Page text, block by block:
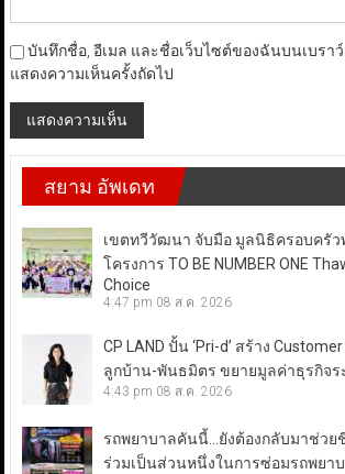
บันทึกชื่อ, อีเมล และชื่อเว็บไซต์ของฉันบนเบรา
แสดงความเห็นครั้งถัดไป
สยาม อัพเดท
เขตทวีวัฒนา จับมือ มูลนิธิครอบครัว
โครงการ TO BE NUMBER ONE
Choice
4:47 pm 08 ส.ค. 2026
CP LAND ปั้น ‘Pri-d’ สร้าง
ลูกบ้าน-พันธมิตร ขยายมูลค่าธุรกิจร
4:43 pm 08 ส.ค. 2026
รถพยาบาลคันนี้…ยังต้องกลับมาช่ว
ร่วมเป็นส่วนหนึ่งในการซ่อมรถพยา